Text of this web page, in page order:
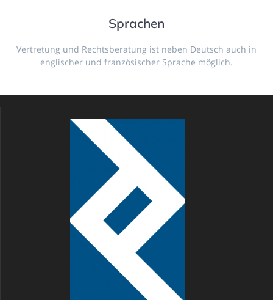
Sprachen
Vertretung und Rechtsberatung ist neben Deutsch auch in
englischer und französischer Sprache möglich.